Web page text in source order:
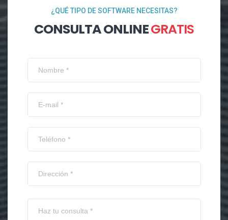
¿QUÉ TIPO DE SOFTWARE NECESITAS?
CONSULTA ONLINEGRATIS